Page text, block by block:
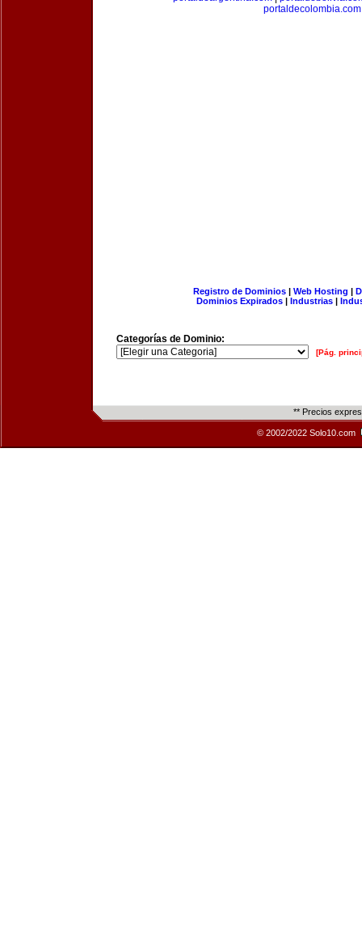
portaldecolombia.com
Registro de Dominios| Web Hosting |
Dominios Expirados | Industrias |
Categorías de Dominio:
[Pág.
** Precios
© 2002/2022 Solo10.com